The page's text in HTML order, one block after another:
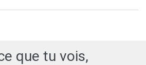
que tu vois,